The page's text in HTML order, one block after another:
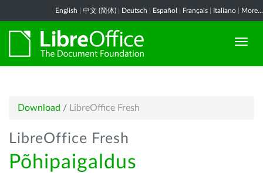
English 中文 (简体) Deutsch Español Français Italiano More...
Download / LibreOffice Fresh
LibreOffice Fresh
Põhipaigaldus